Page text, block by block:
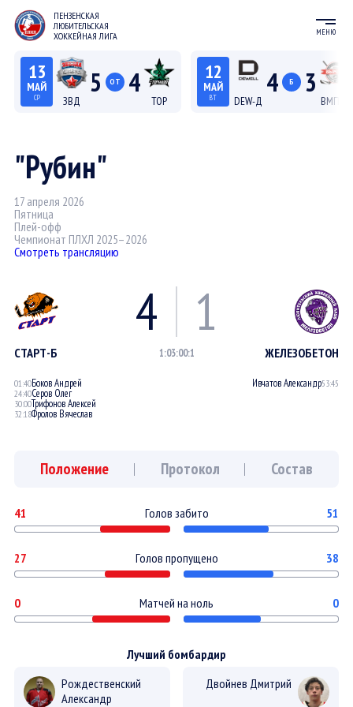
ПЕНЗЕНСКАЯ
ЛЮБИТЕЛЬСКАЯ
ХОККЕЙНАЯ ЛИГА
МЕНЮ
13
МАЙ
СР ЗВД
5 ОТ 4
ТОР
12
МАЙ
ВТ DEW-Д
4 Б 3
ВМП-Д
"Рубин"
17 апреля 2026
Пятница
Плей-офф
Чемпионат ПЛХЛ 2025–2026
Смотреть трансляцию
4 1
СТАРТ-Б 1:03:00:1 ЖЕЛЕЗОБЕТОН
01:40Боков Андрей
24:40Серов Олег
30:00Трифонов Алексей
32:18Фролов Вячеслав
Ивчатов Александр53:45
Положение Протокол Состав
41 Голов забито 51
27 Голов пропущено 38
0 Матчей на ноль 0
Лучший бомбардир
Рождественский
Александр
Двойнев Дмитрий